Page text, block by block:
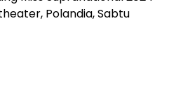
Polandia, Sabtu